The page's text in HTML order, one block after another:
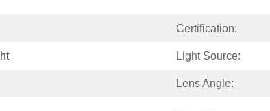
Certification:
Light Source:
Lens Angle: